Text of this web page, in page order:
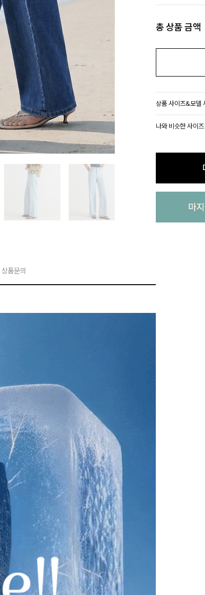
상품문의
총 상품 금액
상품 사이즈&모델
나와 비슷한 사이